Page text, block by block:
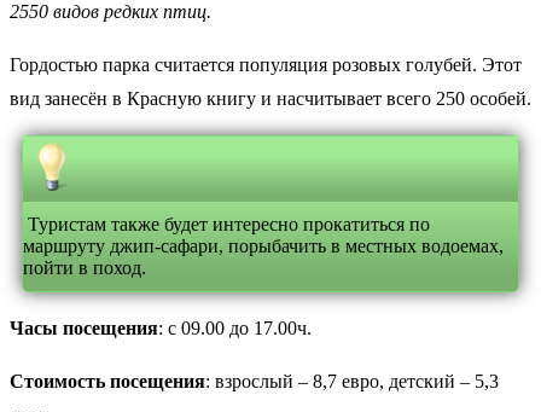
2550 видов редких птиц.
Гордостью парка считается популяция розовых голубей. Этот
вид занесён в Красную книгу и насчитывает всего 250 особей.
Туристам также будет интересно прокатиться по
маршруту джип-сафари, порыбачить в местных водоемах,
пойти в поход.
Часы посещения: с 09.00 до 17.00ч.
Стоимость посещения: взрослый – 8,7 евро, детский – 5,3